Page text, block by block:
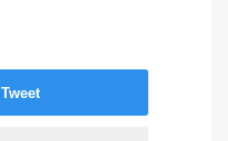
Tweet